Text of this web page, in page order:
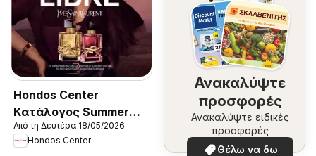
Hondos Center
Kατάλογος Summer
2026
Από τη Δευτέρα 18/05/2026
Hondos Center
Ανακαλύψτε
προσφορές
Ανακαλύψτε ειδικές
προσφορές
Θέλω να δω